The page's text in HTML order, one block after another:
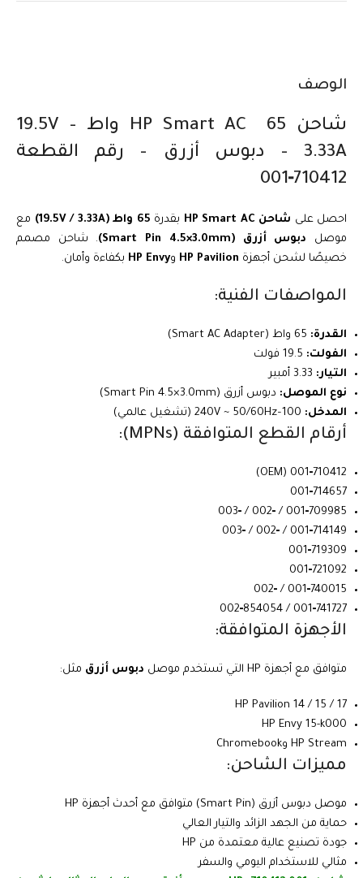
الوصف
شاحن HP Smart AC 65 واط – 19.5V
3.33A – دبوس أزرق – رقم القطعة
710412‑001
احصل على شاحن HP Smart AC بقدرة 65 واط (19.5V / 3.33A)
مع
موصل دبوس أزرق (Smart Pin 4.5×3.0mm)
. شاحن مصمم
خصيصًا لشحن أجهزة HP Pavilion وHP Envy بكفاءة وأمان.
المواصفات الفنية:
القدرة:
الفولت:
التيار:
نوع الموصل: دبوس أزرق (Smart Pin 4.5×3.0mm)
المدخل:
أرقام القطع المتوافقة (MPNs):
710412‑001 (OEM)
714657‑001
709985‑001 / ‑002 / ‑003
714149‑001 / ‑002 / ‑003
719309‑001
721092‑001
740015‑001 / ‑002
741727‑001 / 854054‑002
الأجهزة المتوافقة:
متوافق مع أجهزة HP التي تستخدم موصل دبوس أزرق مثل:
HP Pavilion 14 / 15 / 17
HP Envy 15-k000
HP Stream وChromebook
مميزات الشاحن:
موصل دبوس أزرق (Smart Pin) متوافق مع أحدث أجهزة HP
حماية من الجهد الزائد والتيار العالي
جودة تصنيع عالية معتمدة من HP
مثالي للاستخدام اليومي والسفر